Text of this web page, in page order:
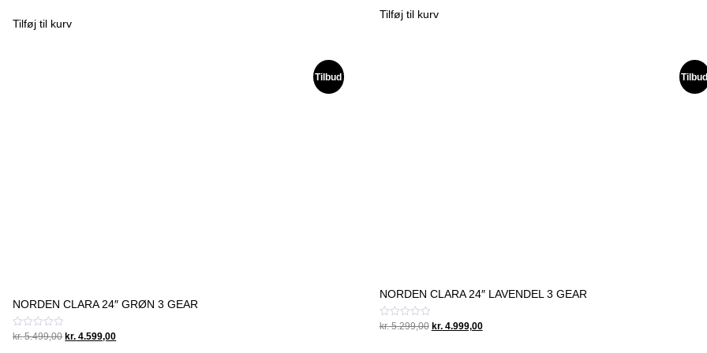
af
5
Tilføj til kurv
af
5
Tilføj til kurv
Tilbud
NORDEN CLARA 24″ GRØN 3 GEAR
Vurderet
kr.5.499,00Original
kr. 4.599,00Current
NORDEN CLARA 24″ LAVENDEL 3 GEAR
Vurderet
kr.5.299,00 Original
kr.4.999,00Current